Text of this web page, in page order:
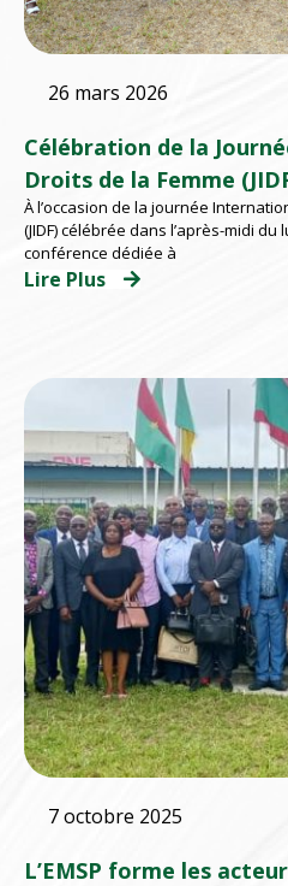
26 mars 2026
Célébration de la
Droits de la Femme
À l’occasion de la journée
(JIDF) célébrée dans l’après-midi du
conférence dédiée à
Lire Plus
7 octobre 2025
L’EMSP forme les